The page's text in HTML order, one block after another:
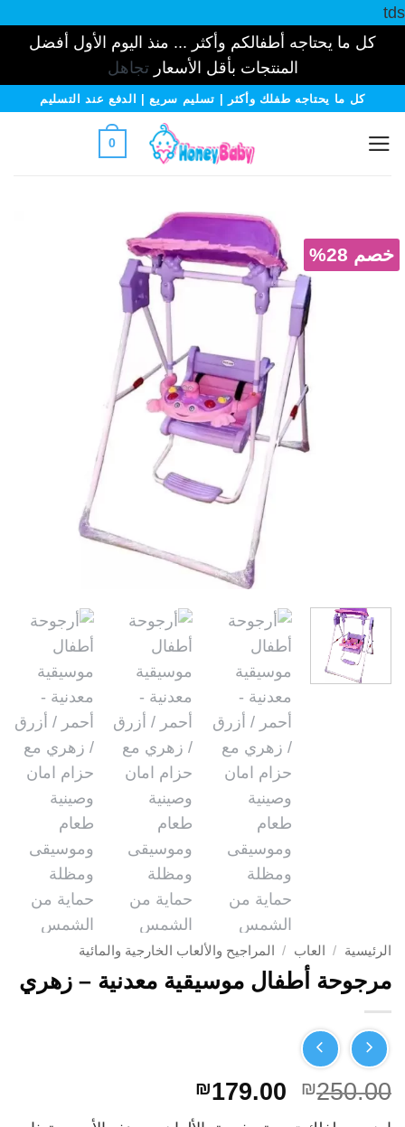
tds
كل ما يحتاجه أطفالكم وأكثر ... منذ اليوم الأول أفضل
المنتجات بأقل الأسعارتجاهل
تخطيكل ما يحتاجه طفلك وأكثر | تسليم سريع | الدفع عند التسليم
0
خصم 28%
الرئيسية / العاب / المراجيح والألعاب الخارجية والمائية
مرجوحة أطفال موسيقية معدنية – زهري
₪250.00
السعر
₪179.00 السعر
الحالي